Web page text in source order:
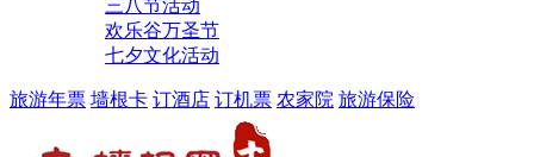
三八节活动
欢乐谷万圣节
七夕文化活动
旅游年票 墙根卡 订酒店 订机票 农家院 旅游保险